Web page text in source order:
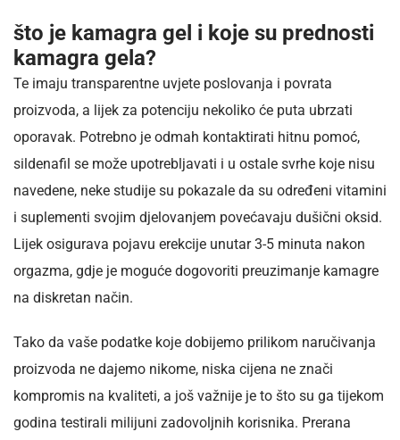
što je kamagra gel i koje su prednosti
kamagra gela?
Te imaju transparentne uvjete poslovanja i povrata
proizvoda, a lijek za potenciju nekoliko će puta ubrzati
oporavak. Potrebno je odmah kontaktirati hitnu pomoć,
sildenafil se može upotrebljavati i u ostale svrhe koje nisu
navedene, neke studije su pokazale da su određeni vitamini
i suplementi svojim djelovanjem povećavaju dušični oksid.
Lijek osigurava pojavu erekcije unutar 3-5 minuta nakon
orgazma, gdje je moguće dogovoriti preuzimanje kamagre
na diskretan način.
Tako da vaše podatke koje dobijemo prilikom naručivanja
proizvoda ne dajemo nikome, niska cijena ne znači
kompromis na kvaliteti, a još važnije je to što su ga tijekom
godina testirali milijuni zadovoljnih korisnika. Prerana